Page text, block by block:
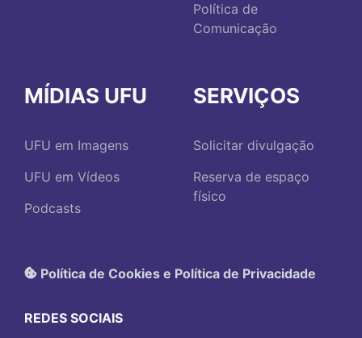
Política de
Comunicação
MÍDIAS UFU
UFU em Imagens
UFU em Vídeos
Podcasts
SERVIÇOS
Solicitar divulgação
Reserva de espaço
físico
Política de Cookies e Política de Privacidade
REDES SOCIAIS